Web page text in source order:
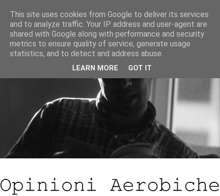
This site uses cookies from Google to deliver its services
and to analyze traffic. Your IP address and user-agent are
shared with Google along with performance and security
metrics to ensure quality of service, generate usage
statistics, and to detect and address abuse.
LEARN MORE GOT IT